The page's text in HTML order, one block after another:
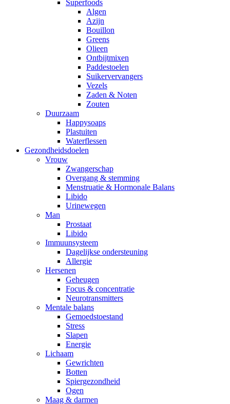
Superfoods
Algen
Azijn
Bouillon
Greens
Olieen
Ontbijtmixen
Paddestoelen
Suikervervangers
Vezels
Zaden & Noten
Zouten
Duurzaam
Happysoaps
Plastuiten
Waterflessen
Gezondheidsdoelen
Vrouw
Zwangerschap
Overgang & stemming
Menstruatie & Hormonale Balans
Libido
Urinewegen
Man
Prostaat
Libido
Immuunsysteem
Dagelijkse ondersteuning
Allergie
Hersenen
Geheugen
Focus & concentratie
Neurotransmitters
Mentale balans
Gemoedstoestand
Stress
Slapen
Energie
Lichaam
Gewrichten
Botten
Spiergezondheid
Ogen
Maag & darmen